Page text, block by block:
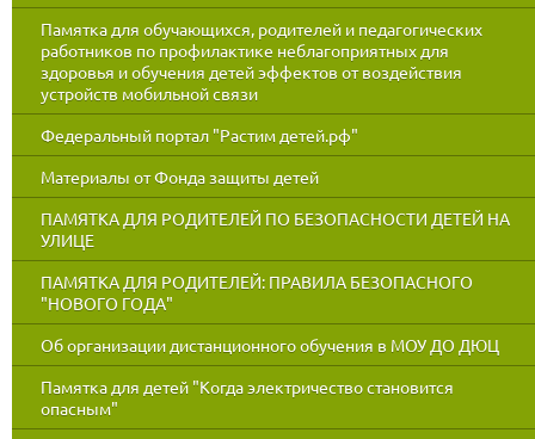
Памятка для обучающихся, родителей и педагогических
работников по профилактике неблагоприятных для
здоровья и обучения детей эффектов от воздействия
устройств мобильной связи
Федеральный портал "Растим детей.рф"
Материалы от Фонда защиты детей
ПАМЯТКА ДЛЯ РОДИТЕЛЕЙ ПО БЕЗОПАСНОСТИ ДЕТЕЙ НА
УЛИЦЕ
ПАМЯТКА ДЛЯ РОДИТЕЛЕЙ: ПРАВИЛА БЕЗОПАСНОГО
"НОВОГО ГОДА"
Об организации дистанционного обучения в МОУ ДО ДЮЦ
Памятка для детей "Когда электричество становится
опасным"